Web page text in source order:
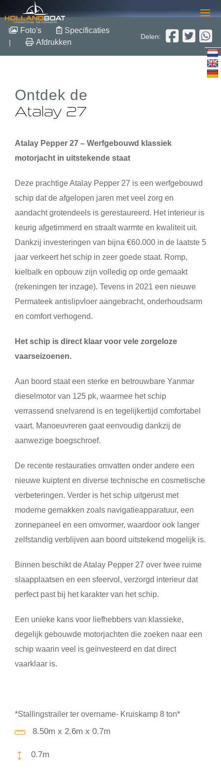
Atalay 27
€ 67.500,-
Foto's Specificaties
| Afdrukken
Delen:
Ontdek de
Atalay 27
Atalay Pepper 27 – Werfgebouwd klassiek
motorjacht in uitstekende staat
Deze prachtige Atalay Pepper 27 is een werfgebouwd
schip dat de afgelopen jaren met veel zorg en
aandacht grotendeels is gerestaureerd. Het interieur is
keurig afgetimmerd en straalt warmte en kwaliteit uit.
Dankzij investeringen van bijna €60.000 in de laatste 5
jaar verkeert het schip in zeer goede staat. Romp,
kielbalk en opbouw zijn volledig op orde gemaakt
(rekeningen ter inzage). Tevens in 2021 een nieuwe
Permateek antislipvloer aangebracht, onderhoudsarm
en comfort verhogend.
Het schip is direct klaar voor vele zorgeloze
vaarseizoenen.
Aan boord staat een sterke en betrouwbare Yanmar
dieselmotor van 125 pk, waarmee het schip
verrassend snelvarend is en tegelijkertijd comfortabel
vaart. Manoeuvreren gaat eenvoudig dankzij de
aanwezige boegschroef.
De recente restauraties omvatten onder andere een
nieuwe kuiptent en diverse technische en cosmetische
verbeteringen. Verder is het schip uitgerust met
moderne gemakken zoals navigatieapparatuur, een
zonnepaneel en een omvormer, waardoor ook langer
zelfstandig verblijven aan boord uitstekend mogelijk is.
Binnen beschikt de Atalay Pepper 27 over twee ruime
slaapplaatsen en een sfeervol, verzorgd interieur dat
perfect past bij het karakter van het schip.
Een unieke kans voor liefhebbers van klassieke,
degelijk gebouwde motorjachten die zoeken naar een
schip waarin veel is geïnvesteerd en dat direct
vaarklaar is.
*Stallingstrailer ter overname- Kruiskamp 8 ton*
8.50m x 2.6m x 0.7m
0.7m